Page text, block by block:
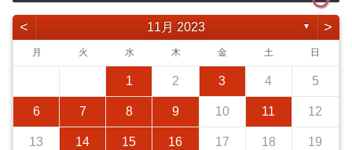
< 11月 2023 ▼ >
月 火 水 木 金 土 日
1 2 3 4 5
6 7 8 9 10 11 12
13 14 15 16 17 18 19